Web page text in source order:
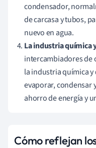
condensador,
de carcasa y tubos,
nuevo en agua.
La industria química
intercambiadores de
la industria química
evaporar, condensar
ahorro de energía y
Cómo reflejan